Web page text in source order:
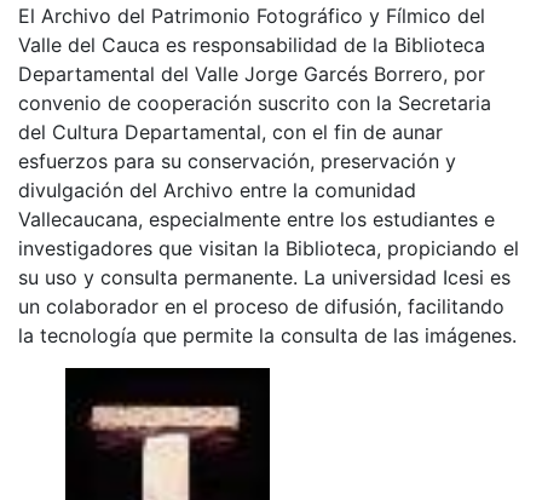
El Archivo del Patrimonio Fotográfico y Fílmico del
Valle del Cauca es responsabilidad de la Biblioteca
Departamental del Valle Jorge Garcés Borrero, por
convenio de cooperación suscrito con la Secretaria
del Cultura Departamental, con el fin de aunar
esfuerzos para su conservación, preservación y
divulgación del Archivo entre la comunidad
Vallecaucana, especialmente entre los estudiantes e
investigadores que visitan la Biblioteca, propiciando el
su uso y consulta permanente. La universidad Icesi es
un colaborador en el proceso de difusión, facilitando
la tecnología que permite la consulta de las imágenes.